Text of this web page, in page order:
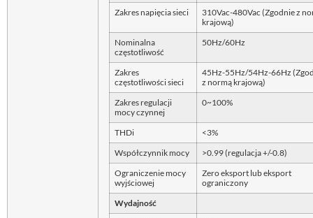
Zakres napięcia sieci
310Vac-480Vac (Zgodnie z
krajową)
Nominalna
częstotliwość
50Hz/60Hz
Zakres
częstotliwości sieci
45Hz-55Hz/54Hz-66Hz
z normą krajową)
Zakres regulacji
mocy czynnej
0~100%
THDi <3%
Współczynnik mocy >0.99 (regulacja +/-0.8)
Ograniczenie mocy
wyjściowej
Zero eksport lub eksport
ograniczony
Wydajność